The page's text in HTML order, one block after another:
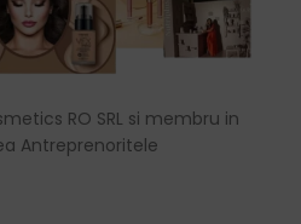
RO SRL si membru in
Antreprenoritele